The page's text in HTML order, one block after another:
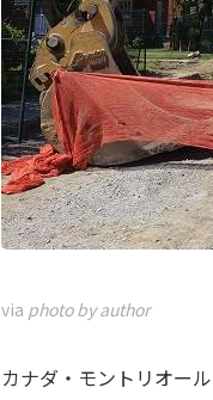
via photo by author
カナダ・モントリオー